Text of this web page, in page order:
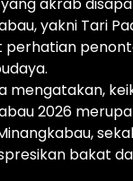
akrab
yakni Tari
perhatian
mengatakan,
2026
bakat